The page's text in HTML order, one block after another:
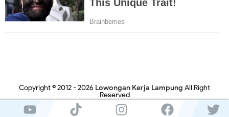
Copyright © 2012 -2026 Lowongan Kerja Lampung All Right
Reserved